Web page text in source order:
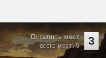
3
Осталось мест
всего мест: 5